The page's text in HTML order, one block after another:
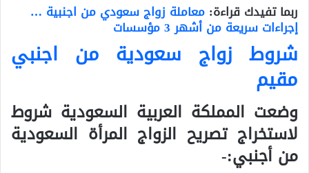
ربما تفيدك قراءة: معاملة زواج سعودي من اجنبية …
إجراءات سريعة من أشهر 3 مؤسسات
شروط زواج سعودية من اجنبي
مقيم
وضعت المملكة العربية السعودية شروط
لاستخراج تصريح الزواج المرأة السعودية
من أجنبي:-